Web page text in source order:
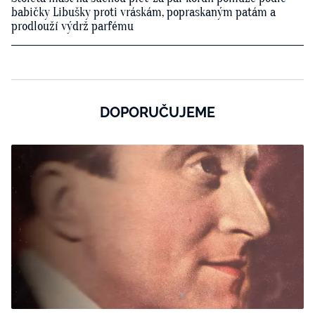
babičky Libušky proti vráskám, popraskaným patám a
prodlouží výdrž parfému
DOPORUČUJEME